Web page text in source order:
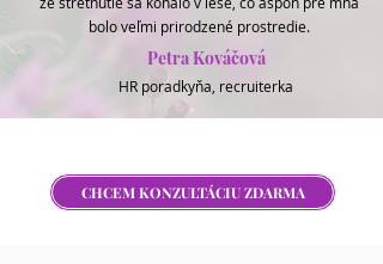
bolo veľmi prirodzené prostredie.
Petra Kováčová
HR poradkyňa, recruiterka
CHCEM KONZULTÁCIU ZDARMA